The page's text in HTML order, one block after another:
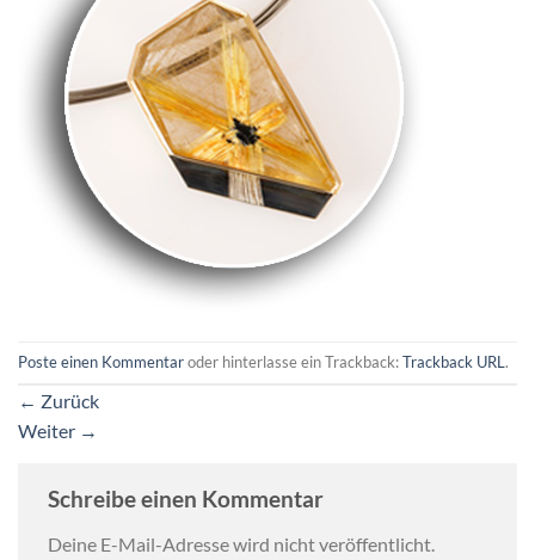
Poste einen Kommentaroder hinterlasse ein Trackback:Trackback URL.
← Zurück
Weiter →
Schreibe einen Kommentar
Deine E-Mail-Adresse wird nicht veröffentlicht.